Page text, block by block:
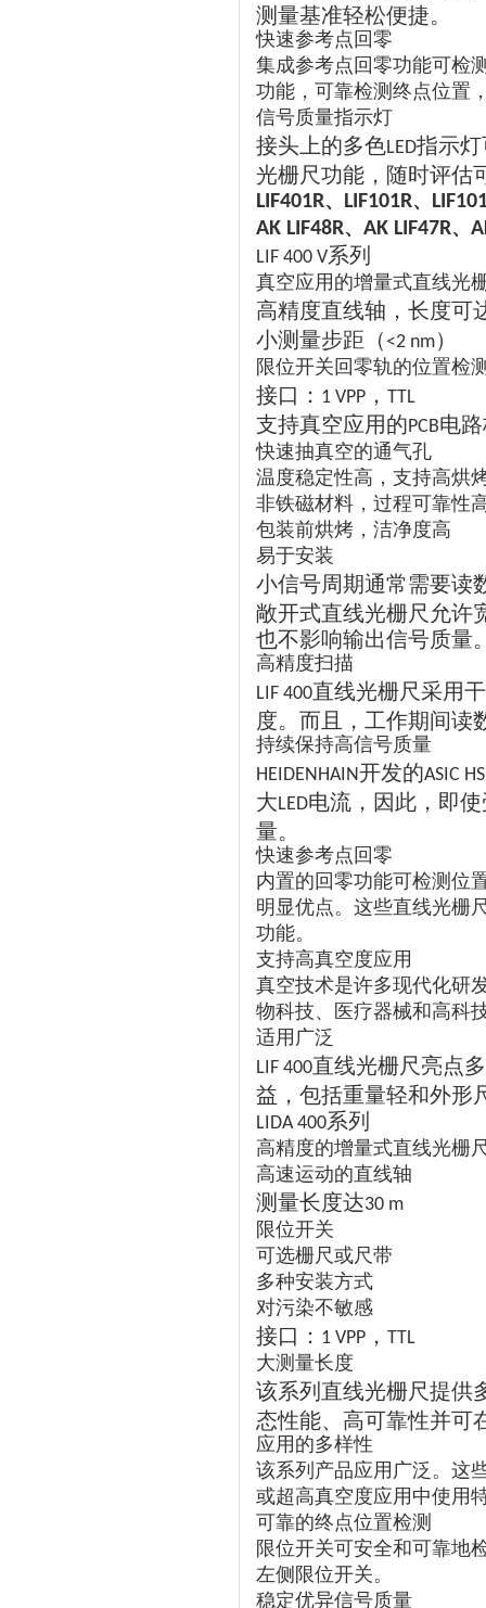
测量基准轻松便捷。
快速参考点回零
集成参考点回零功能可检
功能，可靠检测终点位置
信号质量指示灯
接头上的多色LED指示
光栅尺功能，随时评估
LIF401R、 LIF101R、
AK LIF48R、 AK LIF47R、
LIF 400 V系列
真空应用的增量式直线光
高精度直线轴，长度可
小测量步距（<2 nm）
限位开关回零轨的位置检
接口： 1 VPP ， TTL
支持真空应用的PCB电
快速抽真空的通气孔
温度稳定性高，支持高烘
非铁磁材料，过程可靠性
包装前烘烤，洁净度高
易于安装
小信号周期通常需要读
敞开式直线光栅尺允许
也不影响输出信号质量
高精度扫描
LIF 400直线光栅尺采用
度。而且，工作期间读
持续保持高信号质量
HEIDENHAIN开发的ASIC
大LED电流，因此，即
量。
快速参考点回零
内置的回零功能可检测位
明显优点。这些直线光栅
功能。
支持高真空度应用
真空技术是许多现代化研
物科技、医疗器械和高科
适用广泛
LIF 400直线光栅尺亮点
益，包括重量轻和外形
LIDA 400系列
高精度的增量式直线光栅
高速运动的直线轴
测量长度达30 m
限位开关
可选栅尺或尺带
多种安装方式
对污染不敏感
接口： 1 VPP ， TTL
大测量长度
该系列直线光栅尺提供
态性能、高可靠性并可
应用的多样性
该系列产品应用广泛。这
或超高真空度应用中使用
可靠的终点位置检测
限位开关可安全和可靠地
左侧限位开关。
稳定优异信号质量